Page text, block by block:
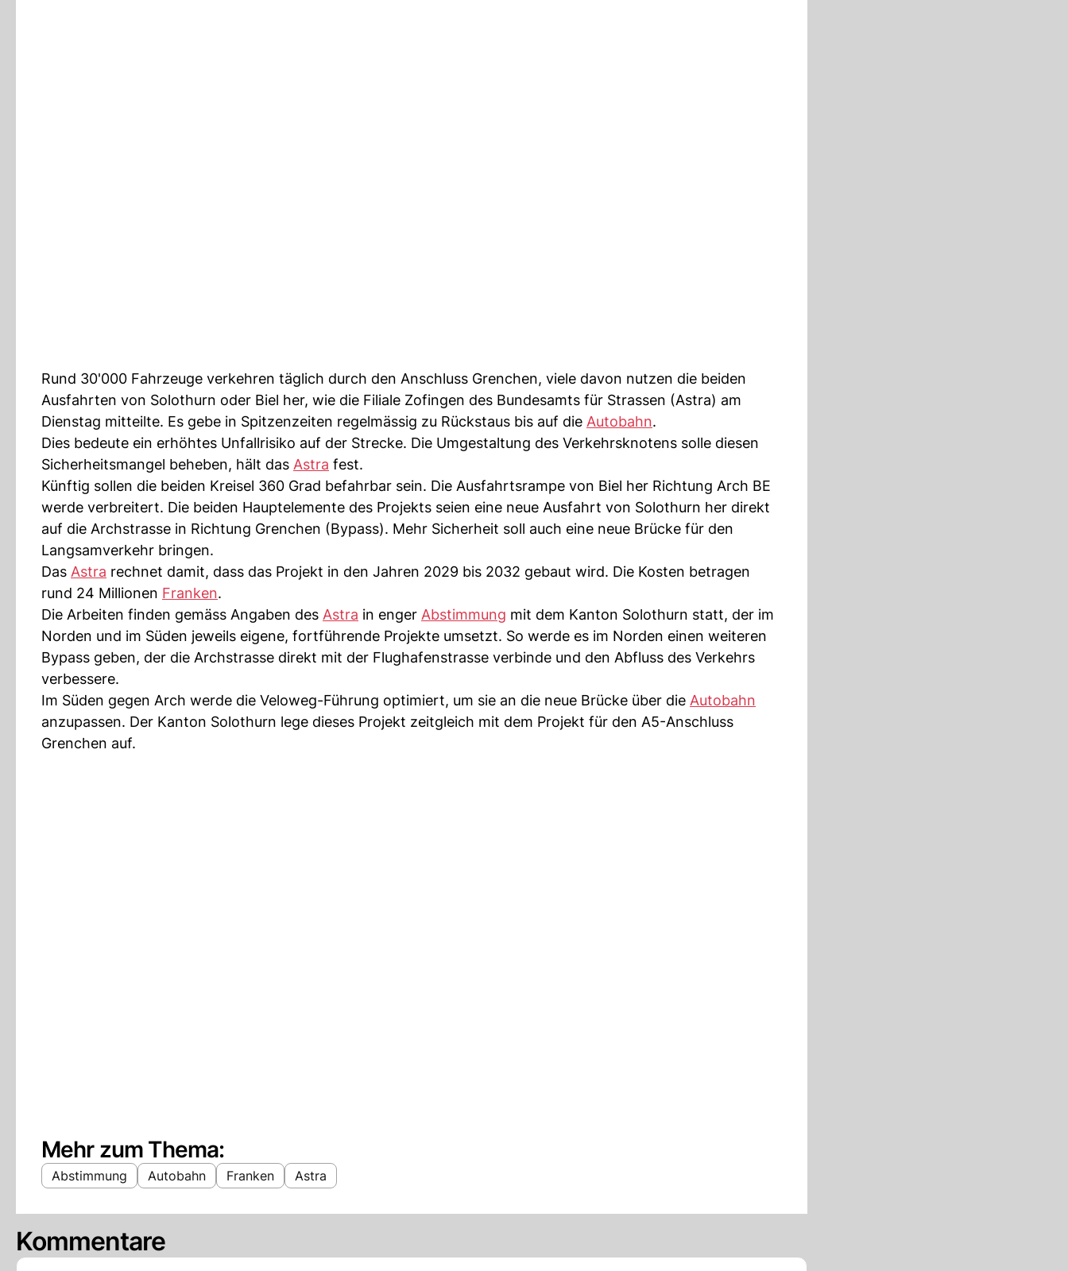
Rund 30'000 Fahrzeuge verkehren täglich durch den Anschluss Grenchen, viele davon nutzen die beiden
Ausfahrten von Solothurn oder Biel her, wie die Filiale Zofingen des Bundesamts für Strassen (Astra) am
Dienstag mitteilte. Es gebe in Spitzenzeiten regelmässig zu Rückstaus bis auf die Autobahn.
Dies bedeute ein erhöhtes Unfallrisiko auf der Strecke. Die Umgestaltung des Verkehrsknotens solle diesen
Sicherheitsmangel beheben, hält das Astra fest.
Künftig sollen die beiden Kreisel 360 Grad befahrbar sein. Die Ausfahrtsrampe von Biel her Richtung Arch BE
werde verbreitert. Die beiden Hauptelemente des Projekts seien eine neue Ausfahrt von Solothurn her direkt
auf die Archstrasse in Richtung Grenchen (Bypass). Mehr Sicherheit soll auch eine neue Brücke für den
Langsamverkehr bringen.
Das Astra rechnet damit, dass das Projekt in den Jahren 2029 bis 2032 gebaut wird. Die Kosten betragen
rund 24 Millionen Franken.
Die Arbeiten finden gemäss Angaben des Astra in enger Abstimmung mit dem Kanton Solothurn statt, der im
Norden und im Süden jeweils eigene, fortführende Projekte umsetzt. So werde es im Norden einen weiteren
Bypass geben, der die Archstrasse direkt mit der Flughafenstrasse verbinde und den Abfluss des Verkehrs
verbessere.
Im Süden gegen Arch werde die Veloweg-Führung optimiert, um sie an die neue Brücke über die Autobahn
anzupassen. Der Kanton Solothurn lege dieses Projekt zeitgleich mit dem Projekt für den A5-Anschluss
Grenchen auf.
Mehr zum Thema:
Abstimmung Autobahn Franken Astra
Kommentare